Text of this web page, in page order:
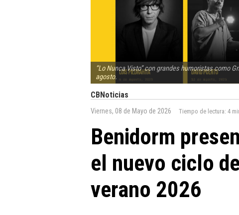
“Lo Nunca Visto” con grandes humoristas como
agosto.
CBNoticias
Viernes, 08 de Mayo de 2026 Tiempo de lectura: 4
Benidorm
el nuevo ciclo
verano 2026